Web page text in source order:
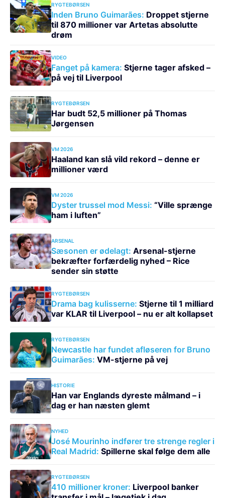
RYGTEBØRSEN
Inden Bruno Guimarães: Droppet stjerne
til 870 millioner var Artetas absolutte
drøm
VIDEO
Fanget på kamera: Stjerne tager afsked –
på vej til Liverpool
RYGTEBØRSEN
Har budt 52,5 millioner på Thomas
Jørgensen
VM 2026
Haaland kan slå vild rekord – denne er
millioner værd
VM 2026
Dyster trussel mod Messi: “Ville sprænge
ham i luften”
ARSENAL
Sæsonen er ødelagt: Arsenal-stjerne
bekræfter forfærdelig nyhed – Rice
sender sin støtte
RYGTEBØRSEN
Drama bag kulisserne: Stjerne til 1 milliard
var KLAR til Liverpool – nu er alt kollapset
RYGTEBØRSEN
Newcastle har fundet afløseren for Bruno
Guimarães: VM-stjerne på vej
HISTORIE
Han var Englands dyreste målmand – i
dag er han næsten glemt
NYHED
José Mourinho indfører tre strenge regler i
Real Madrid: Spillerne skal følge dem alle
RYGTEBØRSEN
410 millioner kroner: Liverpool banker